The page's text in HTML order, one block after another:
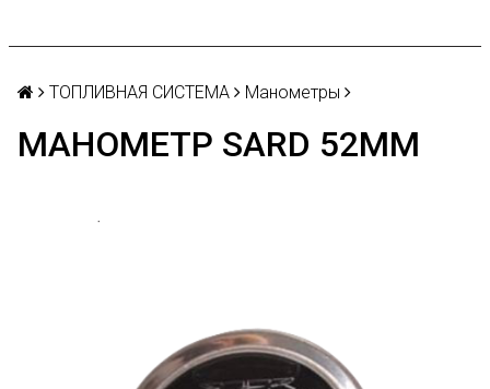
ТОПЛИВНАЯ СИСТЕМА Манометры
МАНОМЕТР SARD 52MM